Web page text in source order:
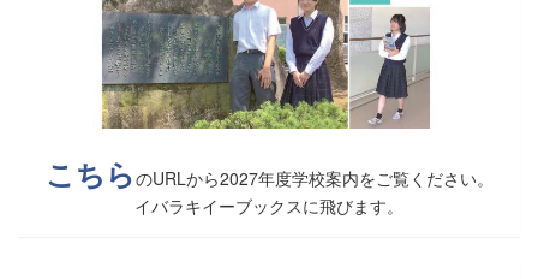
こちらのURLから2027年度学校案内をご覧ください。
イバラキイーブックスに飛びます。